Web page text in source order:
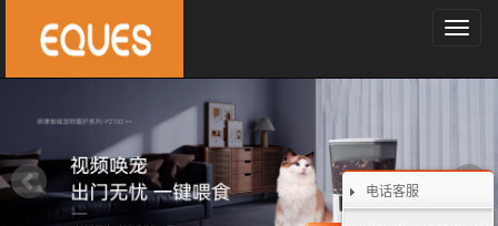
电话客服
导
菜